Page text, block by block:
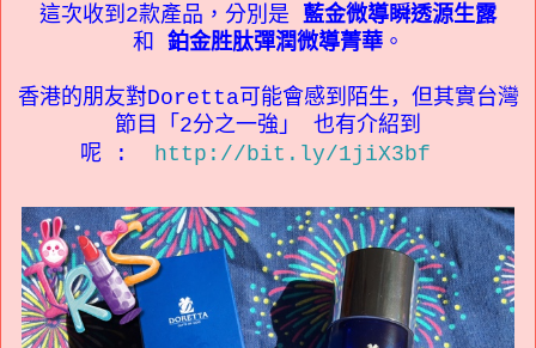
這次收到2款產品，分別是 藍金微導瞬透源生露
和 鉑金胜肽彈潤微導菁華。
香港的朋友對Doretta可能會感到陌生，但其實台灣
節目「 2分之一強」 也有介紹到
呢
: http://bit.ly/1jiX3bf